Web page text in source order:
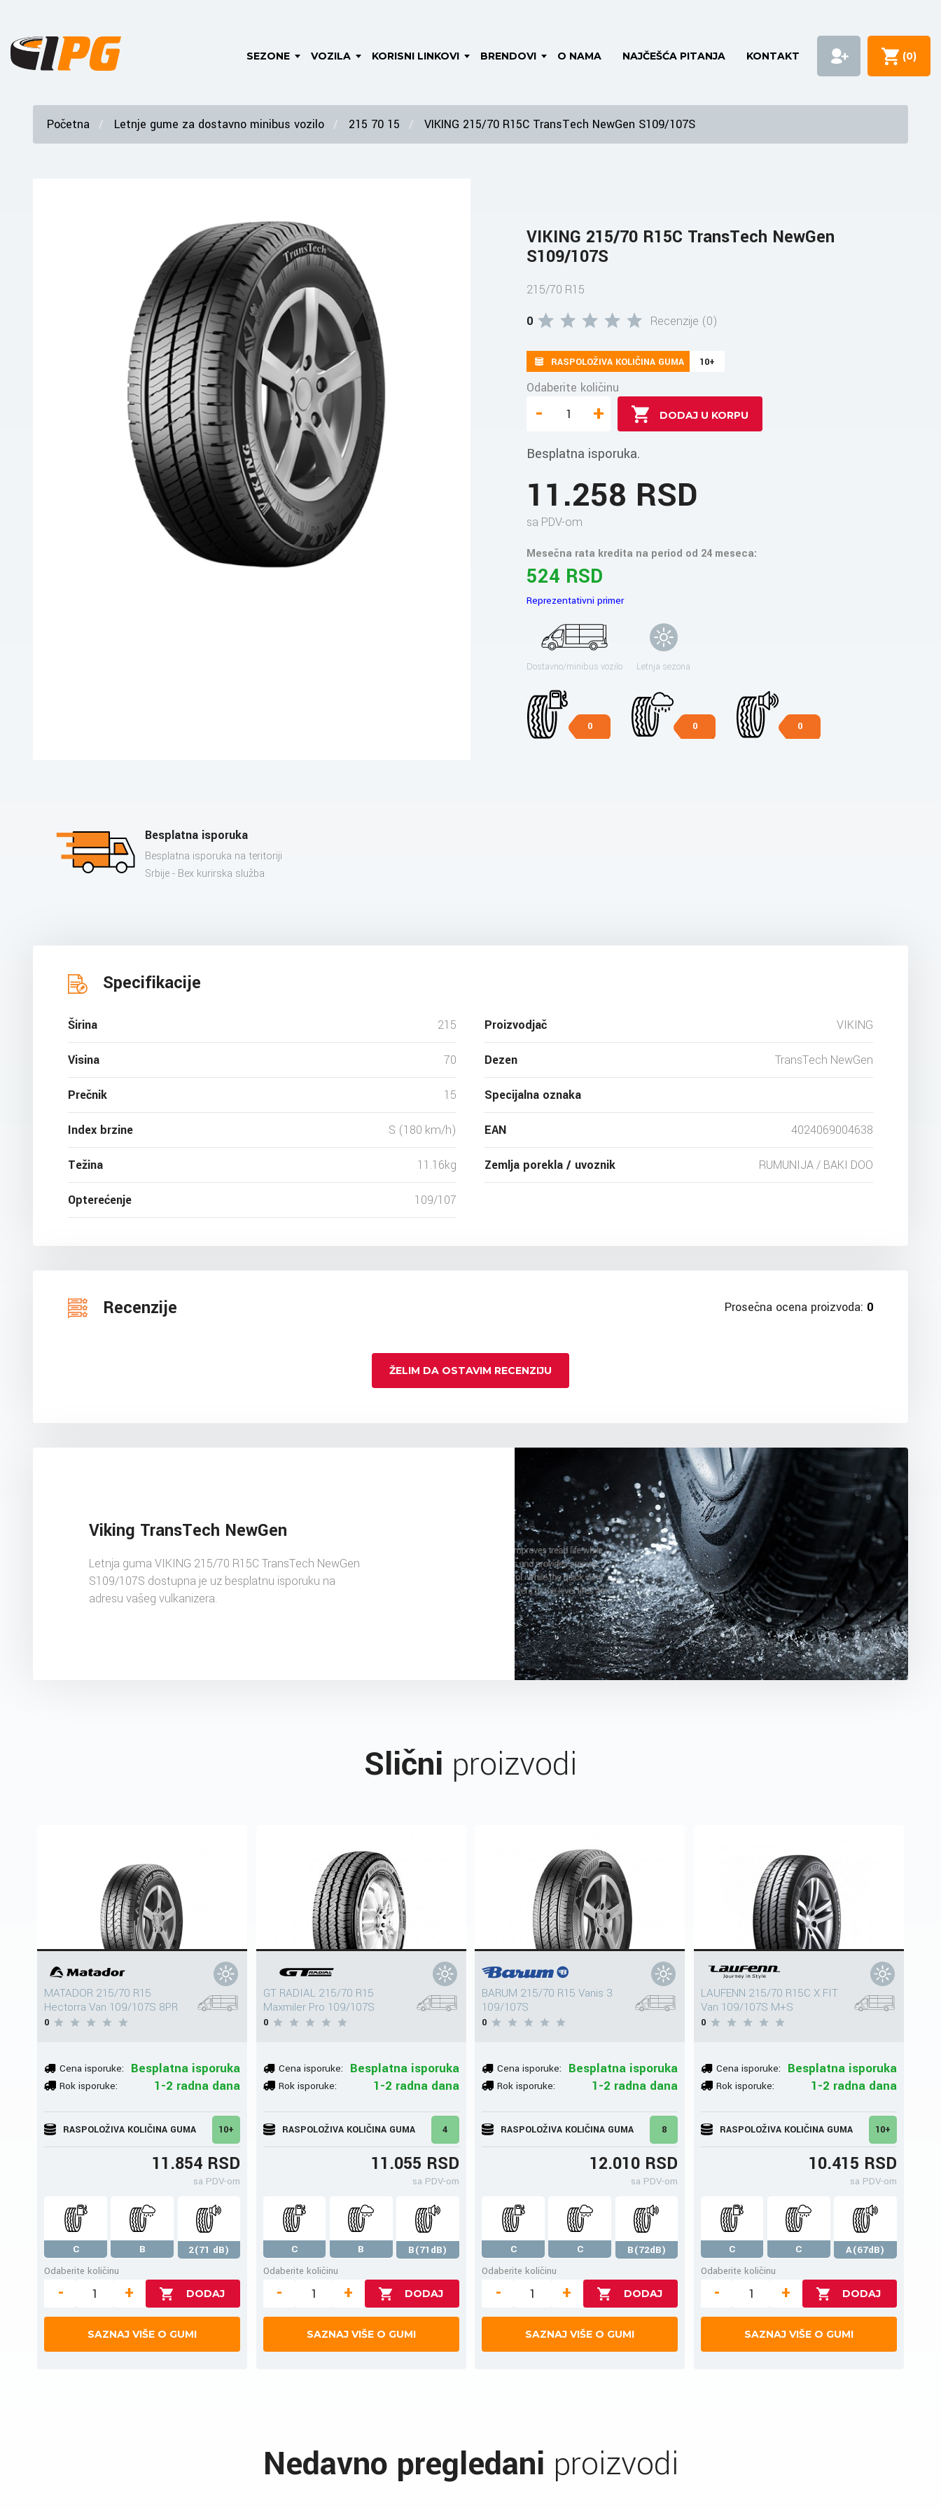
SEZONE VOZILA KORISNI LINKOVI BRENDOVI O NAMA NAJČEŠĆA PITANJA KONTAKT (0)
Početna Letnje gume za dostavno minibus vozilo 215 70 15 VIKING 215/70 R15C TransTech NewGen S109/107S
VIKING 215/70 R15C TransTech NewGen
S109/107S
215/70 R15
0
Recenzije (0)
RASPOLOŽIVA KOLIČINA GUMA 10+
Odaberite količinu
- +
Besplatna isporuka.
11.258 RSD
sa PDV-om
Mesečna rata kredita na period od 24 meseca:
524 RSD
Reprezentativni primer
Dostavno/minibus vozilo Letnja sezona
0 0 0
Besplatna isporuka
Besplatna isporuka na teritoriji
Srbije - Bex kurirska služba
Specifikacije
Širina 215
Visina 70
Prečnik 15
Index brzine S (180 km/h)
Težina 11.16kg
Opterećenje 109/107
Proizvodjač VIKING
Dezen TransTech NewGen
Specijalna oznaka
EAN 4024069004638
Zemlja porekla / uvoznik RUMUNIJA / BAKI DOO
Recenzije Prosečna ocena proizvoda: 0
ŽELIM DA OSTAVIM RECENZIJU
Viking TransTech NewGen
Letnja guma VIKING 215/70 R15C TransTech NewGen
S109/107S dostupna je uz besplatnu isporuku na
adresu vašeg vulkanizera.
Slični proizvodi
MATADOR 215/70 R15
Hectorra Van 109/107S 8PR
0
Cena isporuke: Besplatna isporuka
Rok isporuke: 1-2 radna dana
RASPOLOŽIVA KOLIČINA GUMA 10+
11.854 RSD
sa PDV-om
C B
2(71 dB)
Odaberite količinu
- +
SAZNAJ VIŠE O GUMI
GT RADIAL 215/70 R15
Maxmiler Pro 109/107S
0
Cena isporuke: Besplatna isporuka
Rok isporuke: 1-2 radna dana
RASPOLOŽIVA KOLIČINA GUMA 4
11.055 RSD
sa PDV-om
C B
B(71dB)
Odaberite količinu
- +
SAZNAJ VIŠE O GUMI
BARUM 215/70 R15 Vanis 3
109/107S
0
Cena isporuke: Besplatna isporuka
Rok isporuke: 1-2 radna dana
RASPOLOŽIVA KOLIČINA GUMA 8
12.010 RSD
sa PDV-om
C C
B(72dB)
Odaberite količinu
- +
SAZNAJ VIŠE O GUMI
LAUFENN 215/70 R15C X FIT
Van 109/107S M+S
0
Cena isporuke: Besplatna isporuka
Rok isporuke: 1-2 radna dana
RASPOLOŽIVA KOLIČINA GUMA 10+
10.415 RSD
sa PDV-om
C C
A(67dB)
Odaberite količinu
- +
SAZNAJ VIŠE O GUMI
Nedavno pregledani proizvodi